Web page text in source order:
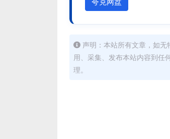
夸克网盘
声明：本站所有文章，如
用、采集、发布本站内容到任
理。